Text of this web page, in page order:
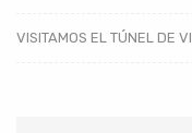
VISITAMOS EL TÚNEL DE